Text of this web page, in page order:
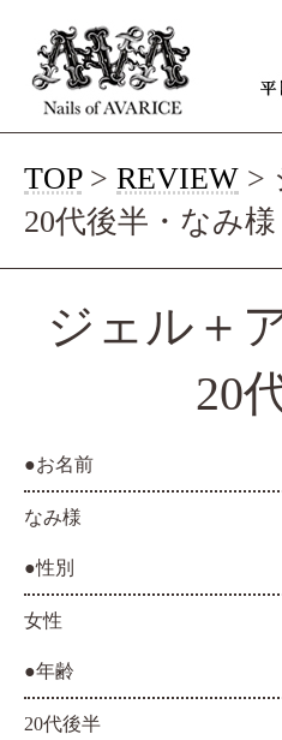
TOP> REVIEW >
20代後半・なみ様
ジェル＋
20
●お名前
なみ様
●性別
女性
●年齢
20代後半